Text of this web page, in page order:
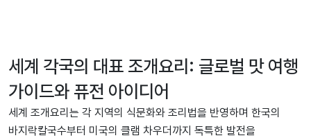
세계 각국의 대표 조개요리: 글로벌 맛 여행
가이드와 퓨전 아이디어
세계 조개요리는 각 지역의 식문화와 조리법을 반영하며 한국의
바지락칼국수부터 미국의 클램 차우더까지 독특한 발전을